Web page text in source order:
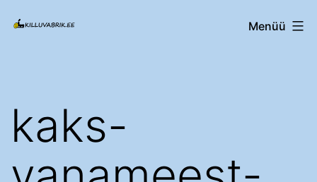
Killuvabrik.ee Menüü
kaks-